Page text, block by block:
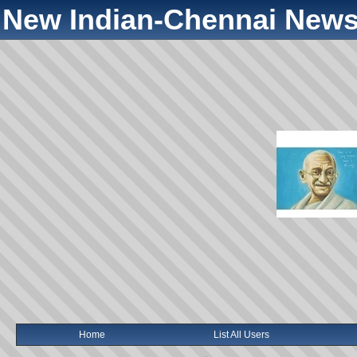
New Indian-Chennai
Home List All Users